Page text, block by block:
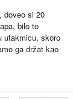
doveo si 20
bilo to
utakmicu, skoro
ga držat kao